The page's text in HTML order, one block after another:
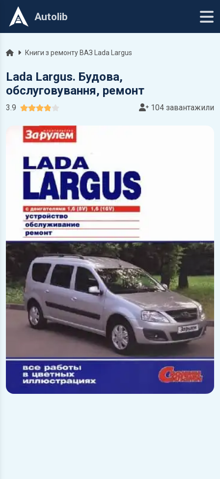
Autolib
ГоловнаКниги з ремонту ВАЗ Lada Largus
Lada Largus. Будова,
обслуговування, ремонт
3.9 104 завантажили